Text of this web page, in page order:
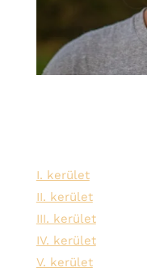
I. kerület
II. kerület
III. kerület
IV. kerület
V. kerület